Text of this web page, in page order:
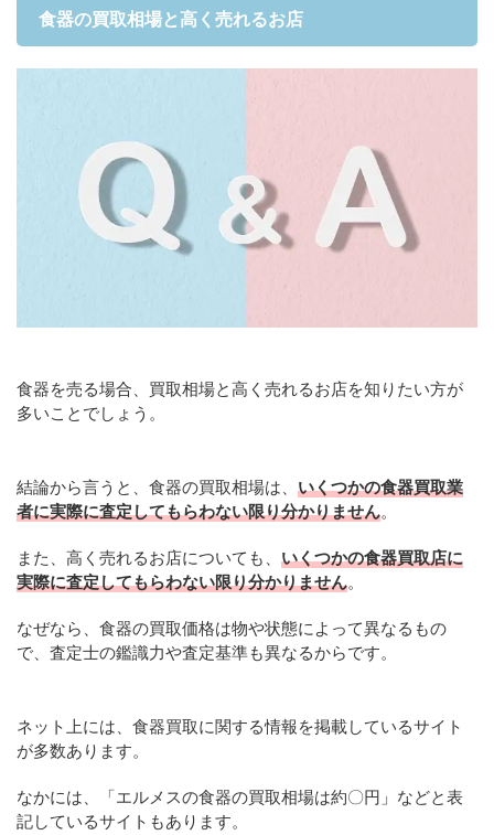
食器の買取相場と高く売れるお店
食器を売る場合、買取相場と高く売れるお店を知りたい方が
多いことでしょう。
結論から言うと、食器の買取相場は、 いくつかの食器買取業
者に実際に査定してもらわない限り分かりません。
また、高く売れるお店についても、 いくつかの食器買取店に
実際に査定してもらわない限り分かりません。
なぜなら、食器の買取価格は物や状態によって異なるもの
で、査定士の鑑識力や査定基準も異なるからです。
ネット上には、食器買取に関する情報を掲載しているサイト
が多数あります。
なかには、「エルメスの食器の買取相場は約〇円」などと表
記しているサイトもあります。